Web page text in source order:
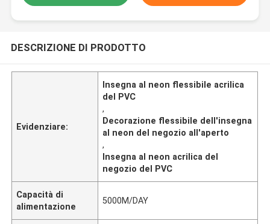
DESCRIZIONE DI PRODOTTO
Evidenziare:
Insegna al neon flessibile acrilica
del PVC
,
Decorazione flessibile dell'insegna
al neon del negozio all'aperto
,
Insegna al neon acrilica del
negozio del PVC
Capacità di
alimentazione
5000M/DAY